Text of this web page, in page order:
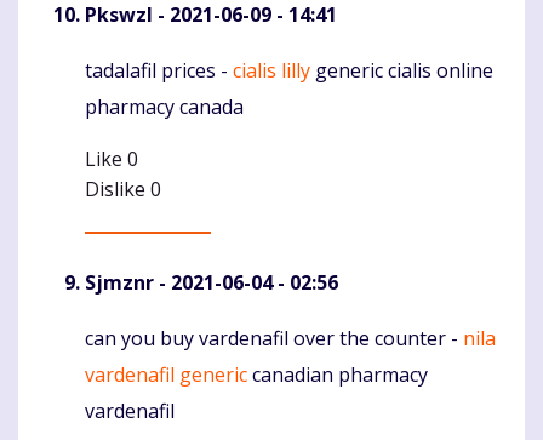
Pkswzl - 2021-06-09 - 14:41
Komentaras
tadalafil prices - cialis lilly generic cialis online
pharmacy canada
Like 0
Dislike 0
Sjmznr - 2021-06-04 - 02:56
Komentaras
can you buy vardenafil over the counter - nila
vardenafil genericcanadian pharmacy
vardenafil